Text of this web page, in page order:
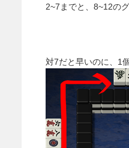
2~7までと、8~12の
対7だと早いのに、1